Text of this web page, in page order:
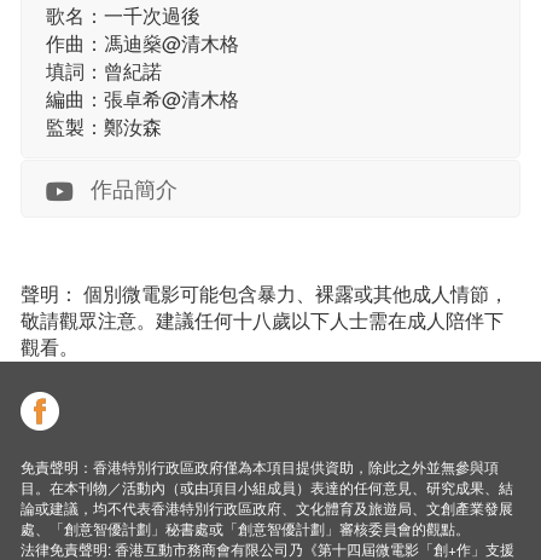
歌名：一千次過後
作曲：馮迪燊@清木格
填詞：曾紀諾
編曲：張卓希@清木格
監製：鄭汝森
作品簡介
聲明： 個別微電影可能包含暴力、裸露或其他成人情節，
敬請觀眾注意。建議任何十八歲以下人士需在成人陪伴下
觀看。
免責聲明：香港特別行政區政府僅為本項目提供資助，除此之外並無參與項
目。在本刊物／活動內（或由項目小組成員）表達的任何意見、研究成果、結
論或建議，均不代表香港特別行政區政府、文化體育及旅遊局、文創產業發展
處、「創意智優計劃」秘書處或「創意智優計劃」審核委員會的觀點。
法律免責聲明: 香港互動市務商會有限公司乃《第十四屆微電影「創+作」支援